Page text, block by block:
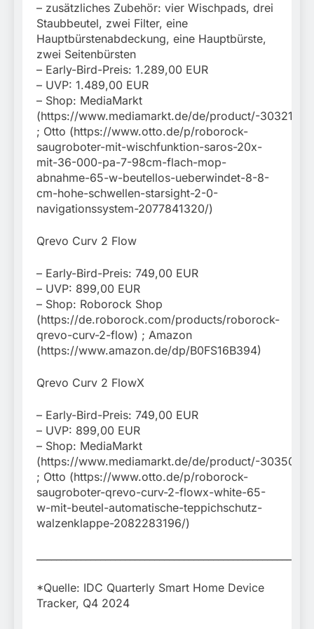
– zusätzliches Zubehör: vier Wischpads, drei
Staubbeutel, zwei Filter, eine
Hauptbürstenabdeckung, eine Hauptbürste,
zwei Seitenbürsten
– Early-Bird-Preis: 1.289,00 EUR
– UVP: 1.489,00 EUR
– Shop: MediaMarkt
(https://www.mediamarkt.de/de/product/-
; Otto (https://www.otto.de/p/roborock-
saugroboter-mit-wischfunktion-saros-20x-
mit-36-000-pa-7-98cm-flach-mop-
abnahme-65-w-beutellos-ueberwindet-8-8-
cm-hohe-schwellen-starsight-2-0-
navigationssystem-2077841320/)
Qrevo Curv 2 Flow
– Early-Bird-Preis: 749,00 EUR
– UVP: 899,00 EUR
– Shop: Roborock Shop
(https://de.roborock.com/products/roborock-
qrevo-curv-2-flow) ; Amazon
(https://www.amazon.de/dp/B0FS16B394)
Qrevo Curv 2 FlowX
– Early-Bird-Preis: 749,00 EUR
– UVP: 899,00 EUR
– Shop: MediaMarkt
(https://www.mediamarkt.de/de/product/-
; Otto (https://www.otto.de/p/roborock-
saugroboter-qrevo-curv-2-flowx-white-65-
w-mit-beutel-automatische-teppichschutz-
walzenklappe-2082283196/)
*Quelle: IDC Quarterly Smart Home Device
Tracker, Q4 2024